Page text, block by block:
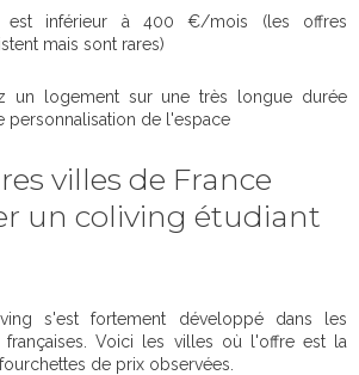
est inférieur à 400 €/mois (les offres
mais sont rares)
un logement sur une très longue durée
personnalisation de l'espace
villes de France
un coliving étudiant
s'est fortement développé dans les
françaises. Voici les villes où l'offre est la
de prix observées.